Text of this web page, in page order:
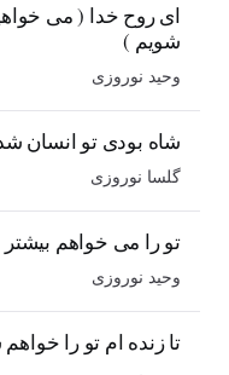
ای روح خدا ( می
شویم )
وحید نوروزی
شاه بودی تو انسان
گلسا نوروزی
تو را می خواهم
وحید نوروزی
تا زنده ام تو را